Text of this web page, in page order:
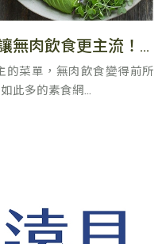
最友善素食的巴黎奧運，讓無肉飲食更主流！素食主義對運動員是否可行？
的菜單，無肉飲食變得前所
此多的素食網...